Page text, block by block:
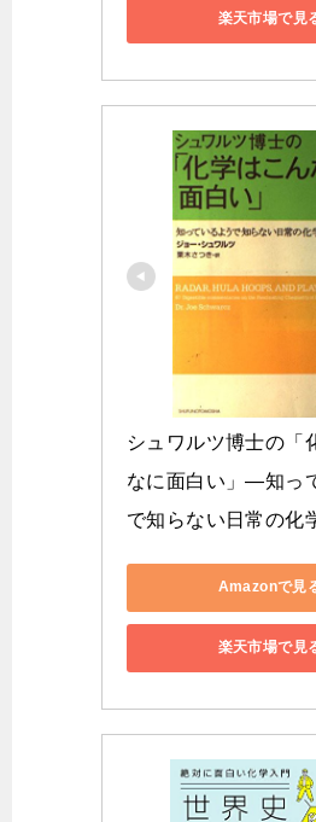
楽天市場で見
シュワルツ博士の「
なに面白い」―知っ
で知らない日常の化
Amazonで見
楽天市場で見